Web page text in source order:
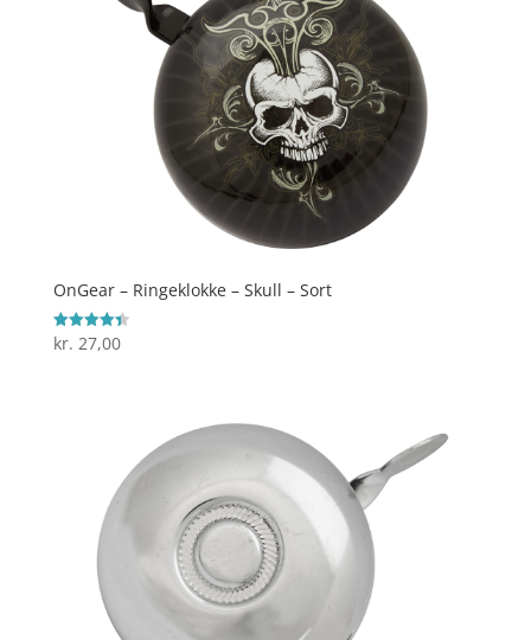
OnGear – Ringeklokke – Skull – Sort
Vurderet
4.4
kr. 27,00